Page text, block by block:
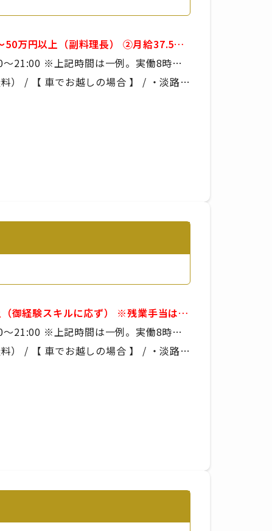
業手当は別途支給で
します
。実働8時
） / 【 車でお越しの場合 】 / ・淡路IC
合 】 / あわ神あわ姫バス「中村」か
ルに応ず） ※残業手当は別
賞与年2回 ※年
決定いたします
。実働8時
） / 【 車でお越しの場合 】 / ・淡路IC
合 】 / あわ神あわ姫バス「中村」か